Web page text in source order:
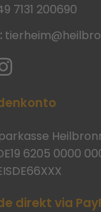
7131 200690
6205 0000
direkt via